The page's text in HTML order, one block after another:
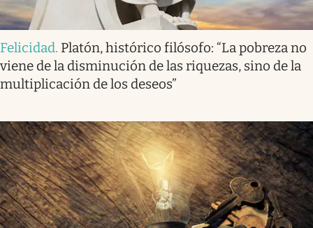
Felicidad. Platón, histórico filósofo: “La pobreza no
viene de la disminución de las riquezas, sino de la
multiplicación de los deseos”